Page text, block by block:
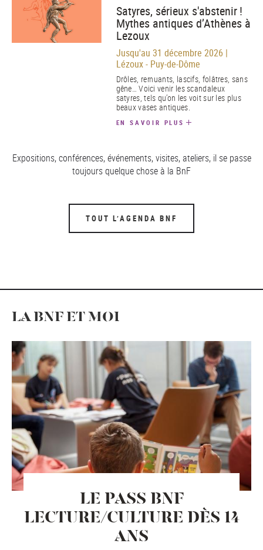
Satyres, sérieux s'abstenir !
Mythes antiques d’Athènes à
Lezoux
Jusqu'au 31 décembre 2026 |
Lézoux - Puy-de-Dôme
Drôles, remuants, lascifs, folâtres, sans
gêne… Voici venir les scandaleux
satyres, tels qu’on les voit sur les plus
beaux vases antiques.
EN SAVOIR PLUS
Expositions, conférences, événements, visites, ateliers, il se passe
toujours quelque chose à la BnF
TOUT L’AGENDA BNF
LA BNF ET MOI
LE PASS BNF
LECTURE/CULTURE DÈS 14
ANS